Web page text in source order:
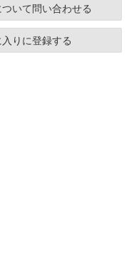
いて問い合わせる
りに登録する